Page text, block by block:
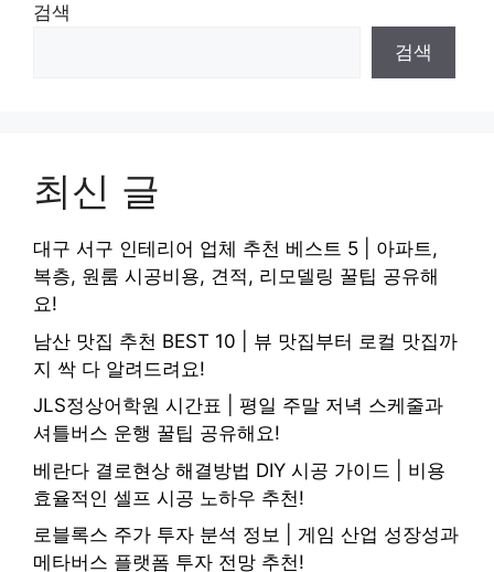
검색
검색
최신 글
대구 서구 인테리어 업체 추천 베스트 5 | 아파트,
복층, 원룸 시공비용, 견적, 리모델링 꿀팁 공유해
요!
남산 맛집 추천 BEST 10 | 뷰 맛집부터 로컬 맛집까
지 싹 다 알려드려요!
JLS정상어학원 시간표 | 평일 주말 저녁 스케줄과
셔틀버스 운행 꿀팁 공유해요!
베란다 결로현상 해결방법 DIY 시공 가이드 | 비용
효율적인 셀프 시공 노하우 추천!
로블록스 주가 투자 분석 정보 | 게임 산업 성장성과
메타버스 플랫폼 투자 전망 추천!